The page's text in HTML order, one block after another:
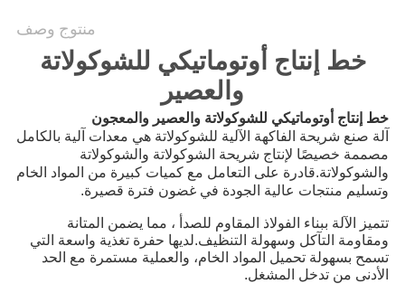
منتوج وصف
خط إنتاج أوتوماتيكي للشوكولاتة
والعصير
خط إنتاج أوتوماتيكي للشوكولاتة والعصير والمعجون
آلة صنع شريحة الفاكهة الآلية للشوكولاتة هي معدات آلية بالكامل
مصممة خصيصًا لإنتاج شريحة الشوكولاتة والشوكولاتة
والشوكولاتة.قادرة على التعامل مع كميات كبيرة من المواد الخام
وتسليم منتجات عالية الجودة في غضون فترة قصيرة.
تتميز الآلة ببناء الفولاذ المقاوم للصدأ ، مما يضمن المتانة
ومقاومة التآكل وسهولة التنظيف.لديها حفرة تغذية واسعة التي
تسمح بسهولة تحميل المواد الخام، والعملية مستمرة مع الحد
الأدنى من تدخل المشغل.